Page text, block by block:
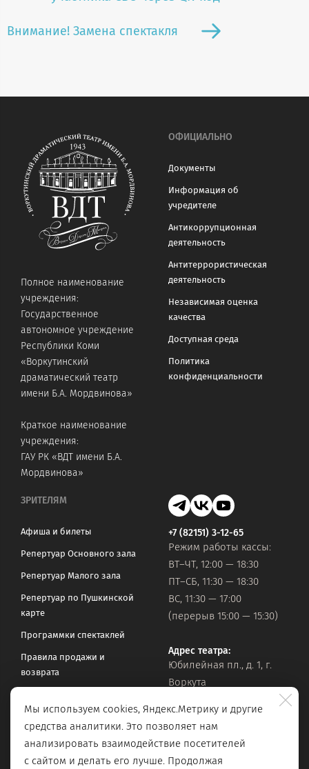
Внимание! Замена спектакля
Полное наименование
учреждения:
Государственное
автономное учреждение
Республики Коми
«Воркутинский
драматический театр
имени Б.А. Мордвинова»
Краткое наименование
учреждения:
ГАУ РК «ВДТ имени Б.А.
Мордвинова»
ОФИЦИАЛЬНО
Документы
Информация об
учредителе
Антикоррупционная
деятельность
Антитеррористическая
деятельность
Независимая оценка
качества
Доступная среда
Политика
конфиденциальности
ЗРИТЕЛЯМ
Афиша и билеты
Репертуар Основного зала
Репертуар Малого зала
Репертуар по Пушкинской
карте
Программки спектаклей
Правила продажи и
возврата
Оставить обращение
+7 (82151) 3-12-65
Режим работы кассы:
ВТ–ЧТ, 12:00 — 18:30
ПТ–СБ, 11:30 — 18:30
ВС, 11:30 — 17:00
(перерыв 15:00 — 15:30)
Адрес театра:
Юбилейная пл., д. 1, г.
Воркута
Официальная почта:
vorkteatrdr@mail.ru
Мы используем cookies, Яндекс.Метрику и другие
средства аналитики. Это позволяет нам
анализировать взаимодействие посетителей
с сайтом и делать его лучше. Продолжая